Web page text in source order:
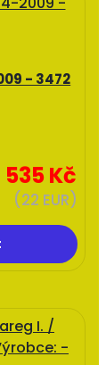
- 3472
535 Kč
(22 EUR)